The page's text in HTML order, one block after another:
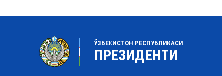
ЎЗБЕКИСТОН РЕСПУБЛИКАСИ
ПРЕЗИДЕНТИ